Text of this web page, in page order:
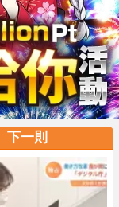
下一則